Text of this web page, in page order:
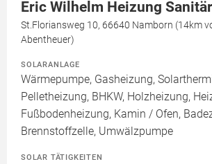
Eric Wilhelm Heizung
St.Floriansweg 10, 66640 Namborn (14km
Abentheuer)
SOLARANLAGE
Wärmepumpe, Gasheizung,
Pelletheizung, BHKW, Holzheizung,
Fußbodenheizung, Kamin / Ofen,
Brennstoffzelle, Umwälzpumpe
SOLAR TÄTIGKEITEN